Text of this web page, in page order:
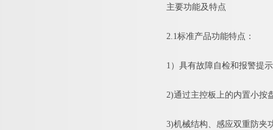
主要功能及特点
2.1标准产品功能特点：
1）具有故障自检和报警提
2)通过主控板上的内置小按
3)机械结构、感应双重防夹